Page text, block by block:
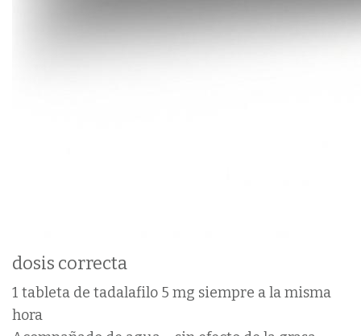
dosis correcta
1 tableta de tadalafilo 5 mg siempre a la misma
hora